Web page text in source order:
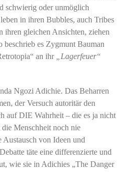
schwierig oder unmöglich
in ihren Bubbles, auch Tribes
ihren gleichen Ansichten, ziehen
beschrieb es Zygmunt Bauman
an ihr
„Lagerfeuer“
Ngozi Adichie. Das Beharren
der Versuch autoritär den
auf DIE Wahrheit – die es ja nicht
Menschheit noch nie
von Ideen und
täte eine differenzierte und
wie sie in Adichies „The Danger